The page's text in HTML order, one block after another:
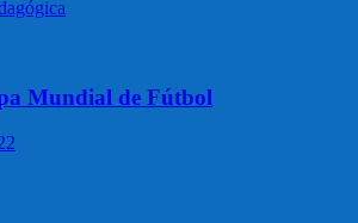
Mundial de Fútbol